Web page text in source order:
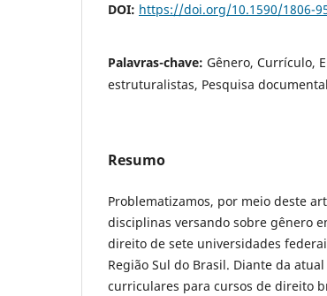
DOI: https://doi.org/10.1590/1806-
Palavras-chave: Gênero, Currículo,
estruturalistas, Pesquisa documental
Resumo
Problematizamos, por meio deste
disciplinas versando sobre gênero
direito de sete universidades
Região Sul do Brasil. Diante da
curriculares para cursos de direito